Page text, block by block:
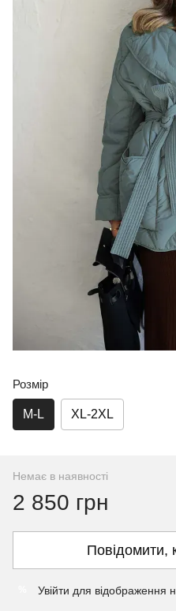
Розмір
M-L XL-2XL
Немає в наявності
2 850 грн
Повідомити,
Увійти для відображення